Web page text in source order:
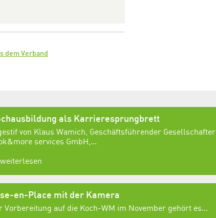
dem Verband
als Karrieresprungbrett
von Klaus Wamich, Geschäftsführender Gesellschafter
services GmbH,...
weiterlesen
en-Place mit der Kamera
Vorbereitung auf die Koch-WM im November gehört es...